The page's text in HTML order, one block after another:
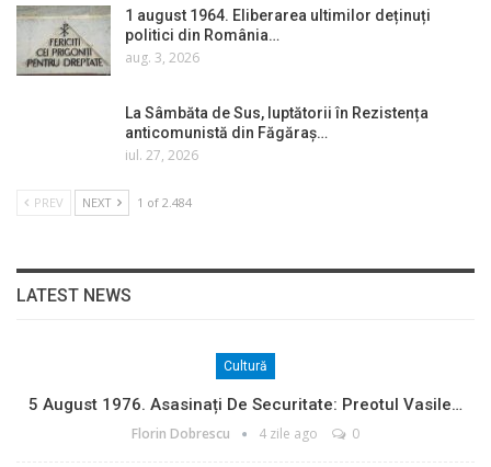
1 august 1964. Eliberarea ultimilor deținuți
politici din România…
aug. 3, 2026
La Sâmbăta de Sus, luptătorii în Rezistența
anticomunistă din Făgăraș…
iul. 27, 2026
PREV NEXT 1 of 2.484
LATEST NEWS
Cultură
5 August 1976. Asasinați De Securitate: Preotul Vasile…
Florin Dobrescu 4 zile ago 0